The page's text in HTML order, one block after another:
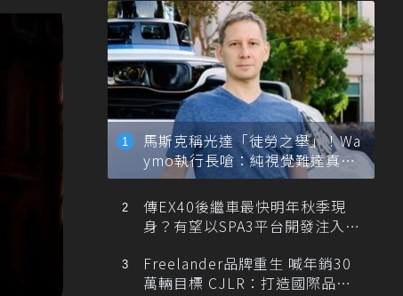
馬斯克稱光達「徒勞之舉」！Wa
ymo執行長嗆：純視覺難達真正
自動駕駛
傳EX40後繼車最快明年秋季現
身？有望以SPA3平台開發注入80
Freelander品牌重生 喊年銷30
萬輛目標 CJLR：打造國際品牌